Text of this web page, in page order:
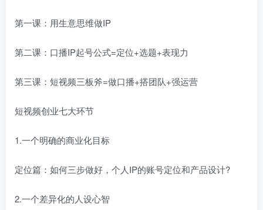
第一课：用生意思维做IP
第二课：口播IP起号公式=定位+选题+表现力
第三课：短视频三板斧=做口播+搭团队+强运营
短视频创业七大环节
1.一个明确的商业化目标
定位篇：如何三步做好，个人IP的账号定位和产品设计?
2.一个差异化的人设心智